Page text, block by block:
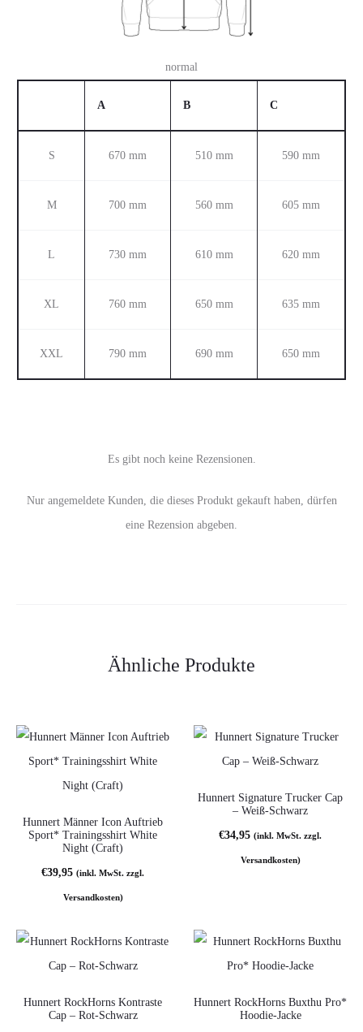
normal
A B C
S 670 mm 510 mm 590 mm
M 700 mm 560 mm 605 mm
L 730 mm 610 mm 620 mm
XL 760 mm 650 mm 635 mm
XXL 790 mm 690 mm 650 mm
R
n
Es gibt noch keine Rezensionen.
Nur angemeldete Kunden, die dieses Produkt gekauft haben, dürfen
eine Rezension abgeben.
Ähnliche Produkte
Hunnert Männer Icon Auftrieb
Sport* Trainingsshirt White
Night (Craft)
€39,95 (inkl. MwSt. zzgl.
Versandkosten)
Hunnert Signature Trucker Cap
– Weiß-Schwarz
€34,95 (inkl. MwSt. zzgl.
Versandkosten)
Hunnert RockHorns Kontraste
Cap – Rot-Schwarz
Hunnert RockHorns Buxthu Pro*
Hoodie-Jacke